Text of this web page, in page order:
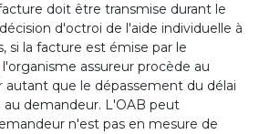
doit être transmise durant le
d'octroi de l'aide individuelle à
si la facture est émise par le
assureur procède au
que le dépassement du délai
demandeur. L'OAB peut
n'est pas en mesure de